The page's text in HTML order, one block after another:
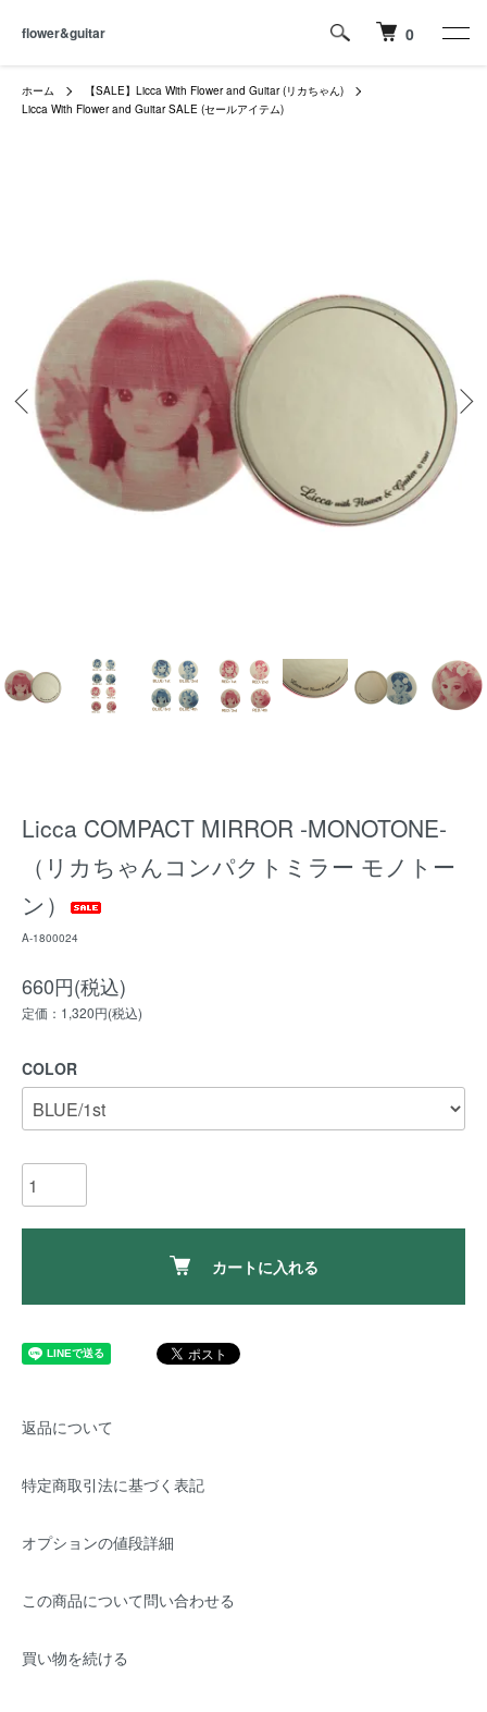
flower&guitar 0
ホーム
【SALE】Licca With Flower and Guitar (リカちゃん)
Licca With Flower and Guitar SALE (セールアイテム)
Licca COMPACT MIRROR -MONOTONE-
（リカちゃんコンパクトミラー モノトー
ン）
A-1800024
660円(税込)
定価：1,320円(税込)
COLOR
カートに入れる
返品について
特定商取引法に基づく表記
オプションの値段詳細
この商品について問い合わせる
買い物を続ける